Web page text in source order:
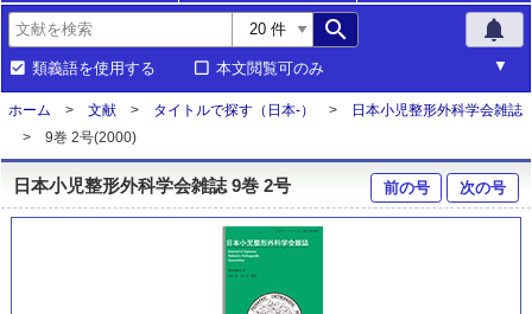
search notifications
類義語を使用する 本文閲覧可のみ
ホーム 文献 タイトルで探す（日本-）
日本小児整形外科学会雑誌
9巻 2号(2000)
日本小児整形外科学会雑誌 9巻 2号 前の号 次の号